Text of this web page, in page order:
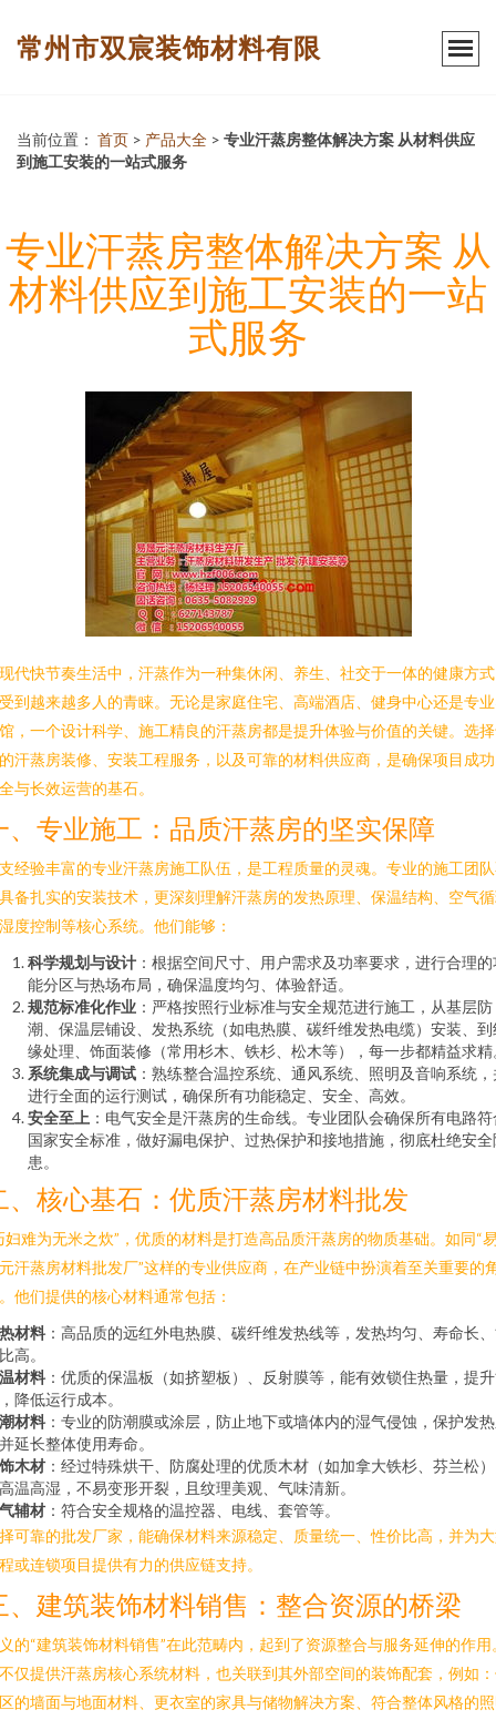
常州市双宸装饰材料有限
当前位置： 首页 > 产品大全 > 专业汗蒸房整体解决方案 从材料供应
到施工安装的一站式服务
专业汗蒸房整体解决方案 从
材料供应到施工安装的一站
式服务
代快节奏生活中，汗蒸作为一种集休闲、养生、社交于一体的健康方
到越来越多人的青睐。无论是家庭住宅、高端酒店、健身中心还是专
，一个设计科学、施工精良的汗蒸房都是提升体验与价值的关键。选
汗蒸房装修、安装工程服务，以及可靠的材料供应商，是确保项目成
与长效运营的基石。
、专业施工：品质汗蒸房的坚实保障
经验丰富的专业汗蒸房施工队伍，是工程质量的灵魂。专业的施工团
备扎实的安装技术，更深刻理解汗蒸房的发热原理、保温结构、空气
度控制等核心系统。他们能够：
科学规划与设计 ：根据空间尺寸、用户需求及功率要求，进行合理的
能分区与热场布局，确保温度均匀、体验舒适。
规范标准化作业 ：严格按照行业标准与安全规范进行施工，从基层防
潮、保温层铺设、发热系统（如电热膜、碳纤维发热电缆）安装、到
缘处理、饰面装修（常用杉木、铁杉、松木等），每一步都精益求精
系统集成与调试 ：熟练整合温控系统、通风系统、照明及音响系统，
进行全面的运行测试，确保所有功能稳定、安全、高效。
安全至上 ：电气安全是汗蒸房的生命线。专业团队会确保所有电路符
国家安全标准，做好漏电保护、过热保护和接地措施，彻底杜绝安全
患。
、核心基石：优质汗蒸房材料批发
妇难为无米之炊”，优质的材料是打造高品质汗蒸房的物质基础。如同“
汗蒸房材料批发厂”这样的专业供应商，在产业链中扮演着至关重要的
他们提供的核心材料通常包括：
材料 ：高品质的远红外电热膜、碳纤维发热线等，发热均匀、寿命长
高。
材料 ：优质的保温板（如挤塑板）、反射膜等，能有效锁住热量，提
降低运行成本。
材料 ：专业的防潮膜或涂层，防止地下或墙体内的湿气侵蚀，保护发
延长整体使用寿命。
木材 ：经过特殊烘干、防腐处理的优质木材（如加拿大铁杉、芬兰松
温高湿，不易变形开裂，且纹理美观、气味清新。
辅材 ：符合安全规格的温控器、电线、套管等。
可靠的批发厂家，能确保材料来源稳定、质量统一、性价比高，并为
或连锁项目提供有力的供应链支持。
、建筑装饰材料销售：整合资源的桥梁
的“建筑装饰材料销售”在此范畴内，起到了资源整合与服务延伸的作用
仅提供汗蒸房核心系统材料，也关联到其外部空间的装饰配套，例如
的墙面与地面材料、更衣室的家具与储物解决方案、符合整体风格的